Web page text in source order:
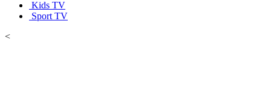
Kids TV
Sport TV
<